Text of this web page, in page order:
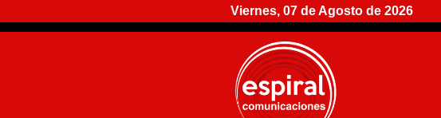
Viernes, 07 de Agosto de 2026